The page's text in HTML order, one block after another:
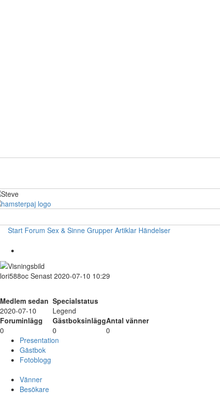
Start Forum Sex & Sinne Grupper Artiklar Händelser
lori588oc Senast 2020-07-10 10:29
Medlem sedan Specialstatus
2020-07-10
Legend
Foruminlägg
GästboksinläggAntal vänner
0
0
0
Presentation
Gästbok
Fotoblogg
Vänner
Besökare